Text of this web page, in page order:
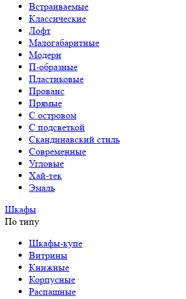
Встраиваемые
Классические
Лофт
Малогабаритные
Модерн
П-образные
Пластиковые
Прованс
Прямые
С островом
С подсветкой
Скандинавский стиль
Современные
Угловые
Хай-тек
Эмаль
Шкафы
По типу
Шкафы-купе
Витрины
Книжные
Корпусные
Распашные